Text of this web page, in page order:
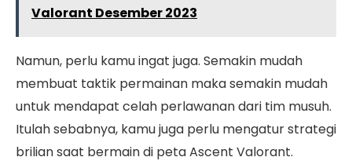
Valorant Desember 2023
Namun, perlu kamu ingat juga. Semakin mudah
membuat taktik permainan maka semakin mudah
untuk mendapat celah perlawanan dari tim musuh.
Itulah sebabnya, kamu juga perlu mengatur strategi
brilian saat bermain di peta Ascent Valorant.